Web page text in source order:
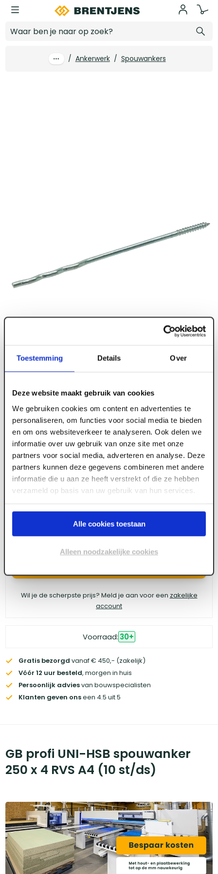
Toestemming Details Over
Deze website maakt gebruik van cookies
We gebruiken cookies om content en advertenties te
personaliseren, om functies voor social media te bieden
en om ons websiteverkeer te analyseren. Ook delen we
informatie over uw gebruik van onze site met onze
partners voor social media, adverteren en analyse. Deze
partners kunnen deze gegevens combineren met andere
informatie die u aan ze heeft verstrekt of die ze hebben
verzameld op basis van uw gebruik van hun services.
Alle cookies toestaan
Alleen noodzakelijke cookies
Ga naar hoofdinhoud
/ Ankerwerk / Spouwankers
ART002791
GB profi UNI-HSB spouwanker 250 x 4 RVS A4
(10 st/ds)
Meld je aan of maak een account aan om toegang
te krijgen tot de prijzen.
Wil je de scherpste prijs? Meld je aan voor een zakelijke
account
Voorraad: 30+
Gratis bezorgd vanaf € 450,- (zakelijk)
Vóór 12 uur besteld, morgen in huis
Persoonlijk adviesvan bouwspecialisten
Klanten geven onseen 4.5 uit 5
GB profi UNI-HSB spouwanker
250 x 4 RVS A4 (10 st/ds)
Log in voor prijzen